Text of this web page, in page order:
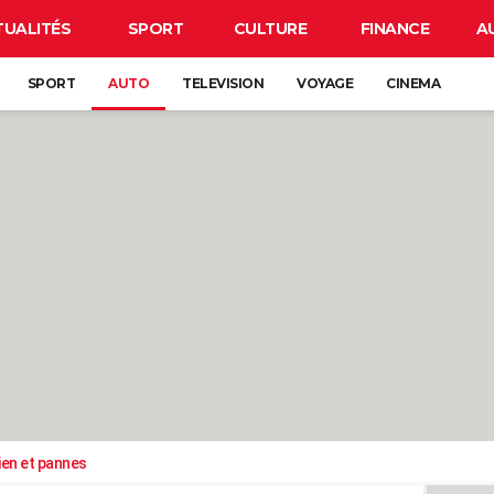
SPORT CULTURE FINANCE
SPORT AUTO TELEVISION VOYAGE CINEMA
et pannes